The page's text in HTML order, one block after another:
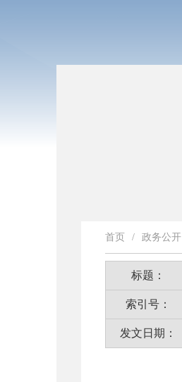
首页 / 政务公开
标题：
索引号：
发文日期：